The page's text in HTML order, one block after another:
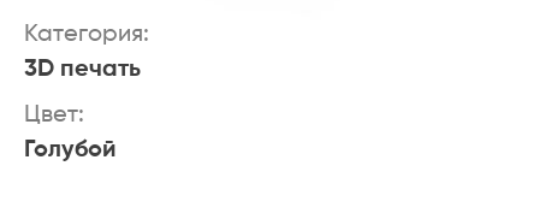
Категория:
3D печать
Цвет:
Голубой